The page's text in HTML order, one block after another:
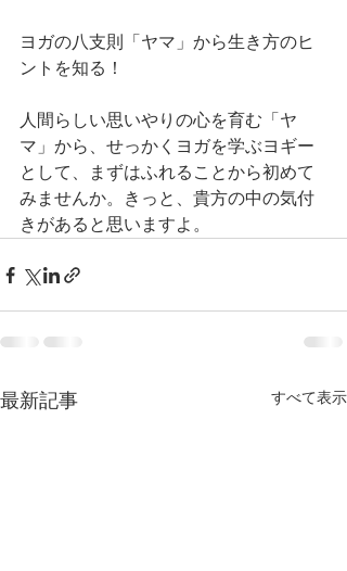
ヨガの八支則「ヤマ」から生き方のヒ
ントを知る！
人間らしい思いやりの心を育む「ヤ
マ」から、せっかくヨガを学ぶヨギー
として、まずはふれることから初めて
みませんか。きっと、貴方の中の気付
きがあると思いますよ。
最新記事 すべて表示